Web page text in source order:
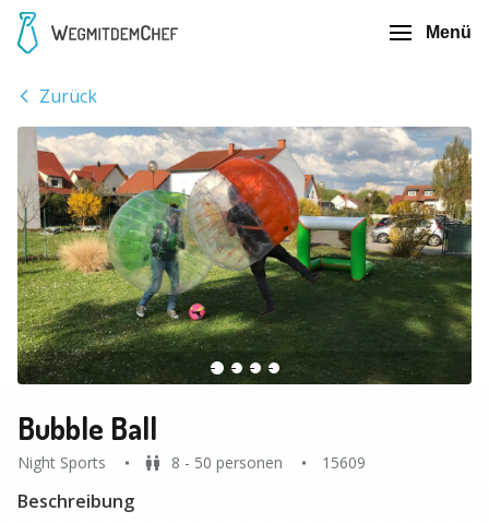
Menü
Zurück
Bubble Ball
Night Sports 8 - 50 personen 15609
Beschreibung